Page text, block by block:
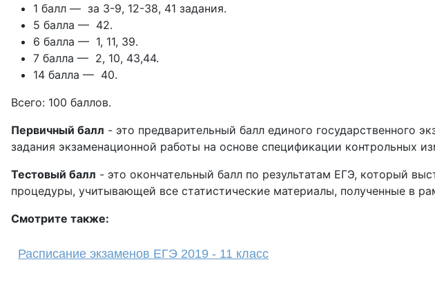
1 балл — за 3-9, 12-38, 41 задания.
5 балла — 42.
6 балла — 1, 11, 39.
7 балла — 2, 10, 43,44.
14 балла — 40.
Всего: 100 баллов.
Первичный балл - это предварительный балл единого государственного
задания экзаменационной работы на основе спецификации контрольных
Тестовый балл - это окончательный балл по результатам ЕГЭ, который
процедуры, учитывающей все статистические материалы, полученные в
Смотрите также:
Расписание экзаменов ЕГЭ 2019 - 11 класс